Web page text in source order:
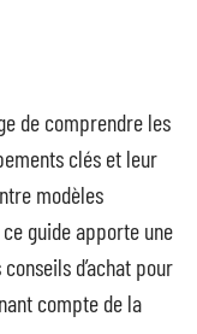
de comprendre les
clés et leur
modèles
guide apporte une
d’achat pour
compte de la